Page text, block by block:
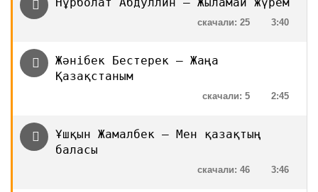
3:40
скачали: 25
Жәнібек Бестерек — Жаңа
Қазақстаным
2:45
скачали: 5
Ұшқын Жамалбек — Мен қазақтың
баласы
3:46
скачали: 46